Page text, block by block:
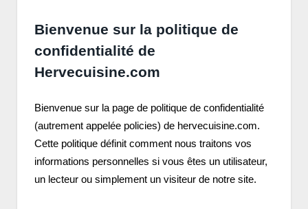
Bienvenue sur la politique de
confidentialité de
Hervecuisine.com
Bienvenue sur la page de politique de confidentialité
(autrement appelée policies) de hervecuisine.com.
Cette politique définit comment nous traitons vos
informations personnelles si vous êtes un utilisateur,
un lecteur ou simplement un visiteur de notre site.